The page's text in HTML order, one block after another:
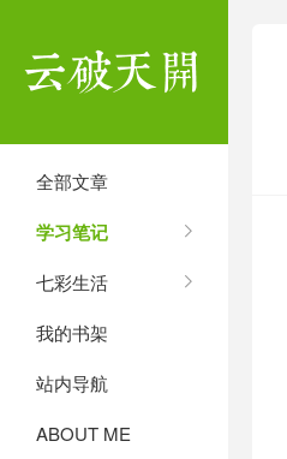
全部文章
学习笔记
七彩生活
我的书架
站内导航
ABOUT ME